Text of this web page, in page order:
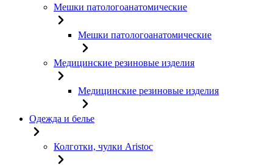
Мешки патологоанатомические
Мешки патологоанатомические
Медицинские резиновые изделия
Медицинские резиновые изделия
Одежда и белье
Колготки, чулки Aristoc